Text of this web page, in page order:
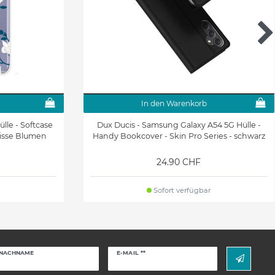
- Softcase
Blumen
In den Warenkorb
Dux Ducis - Samsung Galaxy A54 5G Hülle -
Handy Bookcover - Skin Pro Series - schwarz
24.90 CHF
Sofort verfügbar
E-MAIL **
Newsletter